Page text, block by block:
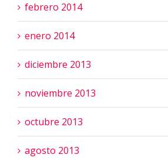
febrero 2014
enero 2014
diciembre 2013
noviembre 2013
octubre 2013
agosto 2013